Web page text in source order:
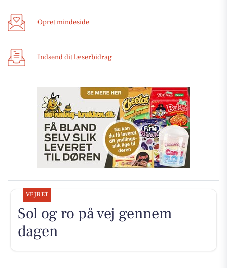
Opret mindeside
Indsend dit læserbidrag
VEJRET
Sol og ro på vej gennem
dagen